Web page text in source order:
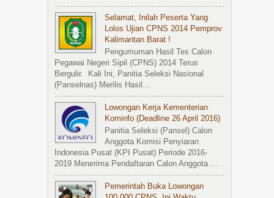
Selamat, Inilah Peserta Yang
Lolos Ujian CPNS 2014 Pemprov
Kalimantan Barat !
Pengumuman Hasil Tes Calon
Pegawai Negeri Sipil (CPNS) 2014 Terus
Bergulir. Kali Ini, Panitia Seleksi Nasional
(Panselnas) Merilis Hasil...
Lowongan Kerja Kementerian
Kominfo (Deadline 26 April 2016)
Panitia Seleksi (Pansel) Calon
Anggota Komisi Penyiaran
Indonesia Pusat (KPI Pusat) Periode 2016-
2019 Menerima Pendaftaran Calon Anggota ...
Pemerintah Buka Lowongan